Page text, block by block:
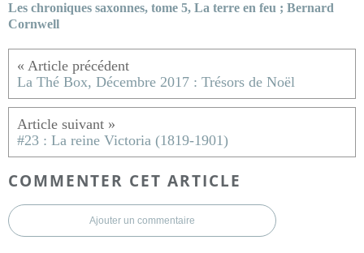
Les chroniques saxonnes, tome 5, La terre en feu ; Bernard
Cornwell
La Thé Box, Décembre 2017 : Trésors de Noël
#23 : La reine Victoria (1819-1901)
COMMENTER CET ARTICLE
Ajouter un commentaire